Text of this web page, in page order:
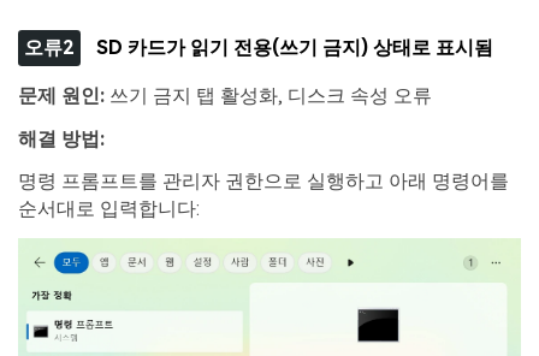
오류2 SD 카드가 읽기 전용(쓰기 금지) 상태로 표시됨
문제 원인: 쓰기 금지 탭 활성화, 디스크 속성 오류
해결 방법:
명령 프롬프트를 관리자 권한으로 실행하고 아래 명령어를
순서대로 입력합니다: